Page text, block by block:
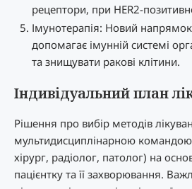
рецептори, при HER2-
Імунотерапія: Новий
допомагає імунній системі
та знищувати ракові клітини.
Індивідуальний план
Рішення про вибір методів
мультидисциплінарною командою
хірург, радіолог, патолог) на
пацієнтку та її захворювання.